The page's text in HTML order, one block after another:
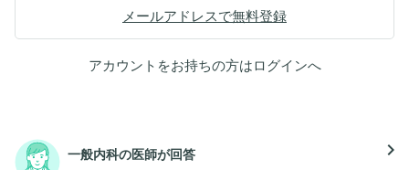
メールアドレスで無料登録
アカウントをお持ちの方はログインへ
一般内科の医師が回答 navigate_next